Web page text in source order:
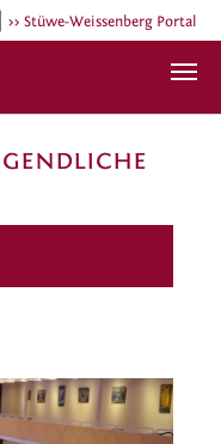
>> Stüwe-Weissenberg Portal